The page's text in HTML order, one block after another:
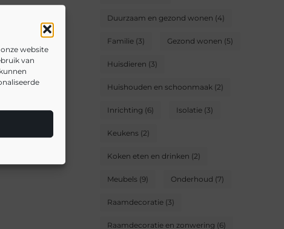
website
van
Duurzaam en gezond wonen (4)
Familie (3) Gezond wonen (5)
Huisdieren (3)
Huishouden en schoonmaak (2)
Inrichting (6) Isolatie (3)
Keukens (2)
Koken eten en drinken (2)
Meubels (9) Onderhoud (7)
Raamdecoratie (3)
Raamdecoratie en zonwering (6)